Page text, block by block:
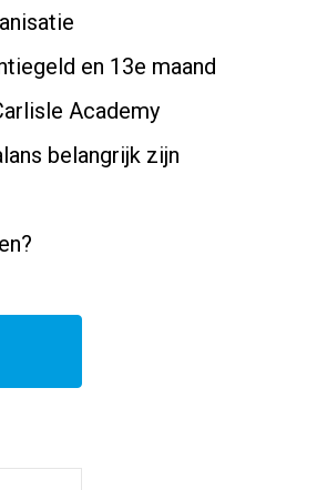
en 13e maand
Academy
belangrijk zijn